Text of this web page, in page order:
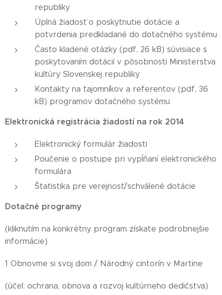
republiky
Úplná žiadosť o poskytnutie dotácie a
potvrdenia predkladané do dotačného systému
Často kladené otázky (pdf, 26 kB) súvisiace s
poskytovaním dotácií v pôsobnosti Ministerstva
kultúry Slovenskej republiky
Kontakty na tajomníkov a referentov (pdf, 36
kB) programov dotačného systému
Elektronická registrácia žiadostí na rok 2014
Elektronický formulár žiadosti
Poučenie o postupe pri vypĺňaní elektronického
formulára
Štatistika pre verejnosť/schválené dotácie
Dotačné programy
(kliknutím na konkrétny program získate podrobnejšie
informácie)
1 Obnovme si svoj dom / Národný cintorín v Martine
(účel: ochrana, obnova a rozvoj kultúrneho dedičstva)